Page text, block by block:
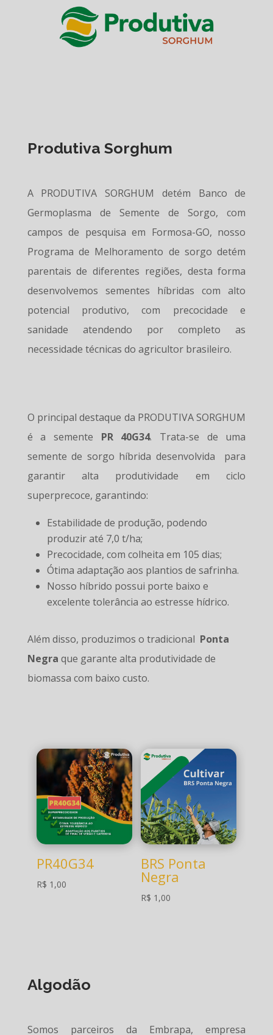
Produtiva Sorghum
A PRODUTIVA SORGHUM detém Banco de
Germoplasma de Semente de Sorgo, com
campos de pesquisa em Formosa-GO, nosso
Programa de Melhoramento de sorgo detém
parentais de diferentes regiões, desta forma
desenvolvemos sementes híbridas com alto
potencial produtivo, com precocidade e
sanidade atendendo por completo as
necessidade técnicas do agricultor brasileiro.
O principal destaque da PRODUTIVA SORGHUM
é a semente PR 40G34. Trata-se de uma
semente de sorgo híbrida desenvolvida para
garantir alta produtividade em ciclo
superprecoce, garantindo:
Estabilidade de produção, podendo
produzir até 7,0 t/ha;
Precocidade, com colheita em 105 dias;
Ótima adaptação aos plantios de safrinha.
Nosso híbrido possui porte baixo e
excelente tolerância ao estresse hídrico.
Além disso, produzimos o tradicional Ponta
Negra que garante alta produtividade de
biomassa com baixo custo.
PR40G34
R$ 1,00
BRS Ponta
Negra
R$ 1,00
Algodão
Somos parceiros da Embrapa, empresa